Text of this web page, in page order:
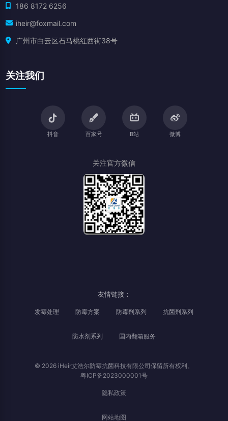
186 8172 6256
iheir@foxmail.com
广州市白云区石马桃红西街38号
关注我们
抖音 百家号 B站 微博
关注官方微信
友情链接：
发霉处理 防霉方案 防霉剂系列 抗菌剂系列
防水剂系列 国内翻箱服务
© 2026 iHeir艾浩尔防霉抗菌科技有限公司保留所有权利。
粤ICP备2023000001号
隐私政策
网站地图